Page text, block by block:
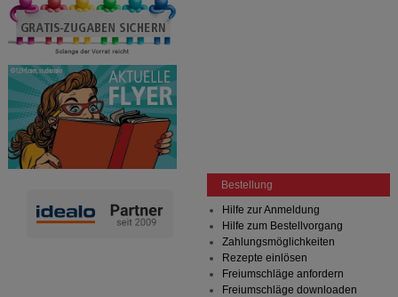
Bestellung
Hilfe zur Anmeldung
Hilfe zum Bestellvorgang
Zahlungsmöglichkeiten
Rezepte einlösen
Freiumschläge anfordern
Freiumschläge downloaden